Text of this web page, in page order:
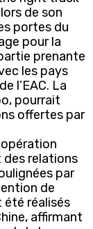
de son
portes du
pour la
prenante
les pays
l’EAC. La
pourrait
offertes par
des relations
par
de
réalisés
affirmant